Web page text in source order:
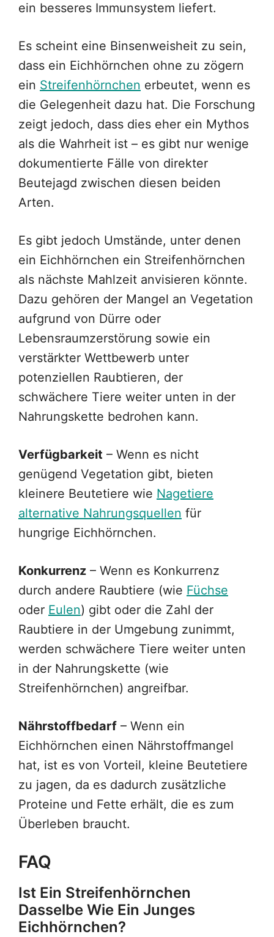
ein besseres Immunsystem liefert.
Es scheint eine Binsenweisheit zu sein,
dass ein Eichhörnchen ohne zu zögern
ein Streifenhörnchen erbeutet, wenn es
die Gelegenheit dazu hat. Die Forschung
zeigt jedoch, dass dies eher ein Mythos
als die Wahrheit ist – es gibt nur wenige
dokumentierte Fälle von direkter
Beutejagd zwischen diesen beiden
Arten.
Es gibt jedoch Umstände, unter denen
ein Eichhörnchen ein Streifenhörnchen
als nächste Mahlzeit anvisieren könnte.
Dazu gehören der Mangel an Vegetation
aufgrund von Dürre oder
Lebensraumzerstörung sowie ein
verstärkter Wettbewerb unter
potenziellen Raubtieren, der
schwächere Tiere weiter unten in der
Nahrungskette bedrohen kann.
Verfügbarkeit – Wenn es nicht
genügend Vegetation gibt, bieten
kleinere Beutetiere wie Nagetiere
alternative Nahrungsquellen für
hungrige Eichhörnchen.
Konkurrenz – Wenn es Konkurrenz
durch andere Raubtiere (wie Füchse
oder Eulen) gibt oder die Zahl der
Raubtiere in der Umgebung zunimmt,
werden schwächere Tiere weiter unten
in der Nahrungskette (wie
Streifenhörnchen) angreifbar.
Nährstoffbedarf – Wenn ein
Eichhörnchen einen Nährstoffmangel
hat, ist es von Vorteil, kleine Beutetiere
zu jagen, da es dadurch zusätzliche
Proteine und Fette erhält, die es zum
Überleben braucht.
FAQ
Ist Ein Streifenhörnchen
Dasselbe Wie Ein Junges
Eichhörnchen?